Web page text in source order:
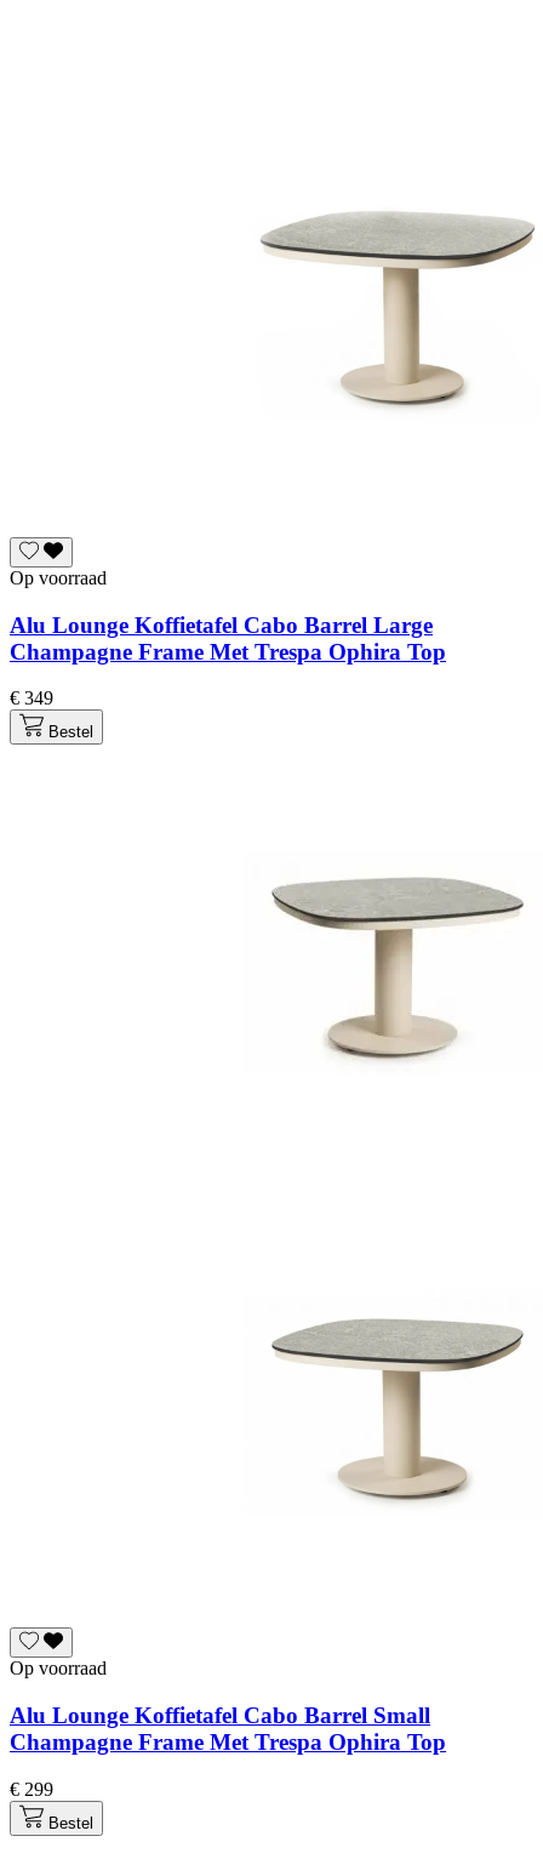
Op voorraad
Alu Lounge Koffietafel Cabo Barrel Large
Champagne Frame Met Trespa Ophira Top
€ 349
Bestel
Op voorraad
Alu Lounge Koffietafel Cabo Barrel Small
Champagne Frame Met Trespa Ophira Top
€ 299
Bestel